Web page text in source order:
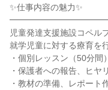
✨仕事内容の魅力✨
児童発達支援施設コペル
就学児童に対する療育を
・個別レッスン（50分間）
・保護者への報告、ヒヤ
・教材の準備、レポート